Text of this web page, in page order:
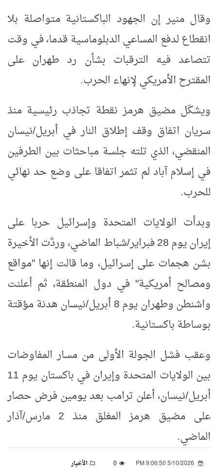
وقال منير إن الجهود الباكستانية متواصلة بلا
انقطاع لدفع المساعي الدبلوماسية قدما، في وقت
تتصاعد فيه الترقبات بشأن رد طهران على
المقترح الأمريكي لإنهاء الحرب.
ويشكّل مضيق هرمز نقطة تجاذب رئيسية منذ
سريان اتفاق وقف إطلاق النار في أبريل/نيسان
المنقضي، الذي تلته جلسة مباحثات بين الطرفين
في إسلام آباد لم تثمر اتفاقا على وضع حد نهائي
للحرب.
وبدأت الولايات المتحدة وإسرائيل حربا على
إيران يوم 28 فبراير/شباط الماضي، وردَّت الأخيرة
بشن هجمات على إسرائيل، وما قالت إنها "مواقع
ومصالح أمريكية" في دول المنطقة، ثم أعلنت
واشنطن وطهران يوم 8 أبريل/نيسان هدنة مؤقتة
بوساطة باكستانية.
وعقب فشل الجولة الأولى من مسار المفاوضات
بين الولايات المتحدة وإيران في باكستان يوم 11
أبريل/نيسان، أعلن ترامب بعد يومين فرض حصار
على مضيق هرمز المغلق منذ 2 مارس/آذار
الماضي.
0 الأخبار